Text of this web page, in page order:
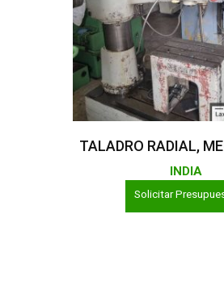
Leer Más
TALADRO RADIAL,
INDIA
Solicitar